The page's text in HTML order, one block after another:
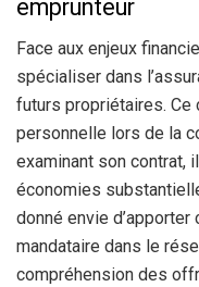
emprunteur
Face aux enjeux
spécialiser dans
futurs propriétaires. Ce
personnelle lors de la
examinant son contrat,
économies
donné envie
mandataire dans le
compréhension des